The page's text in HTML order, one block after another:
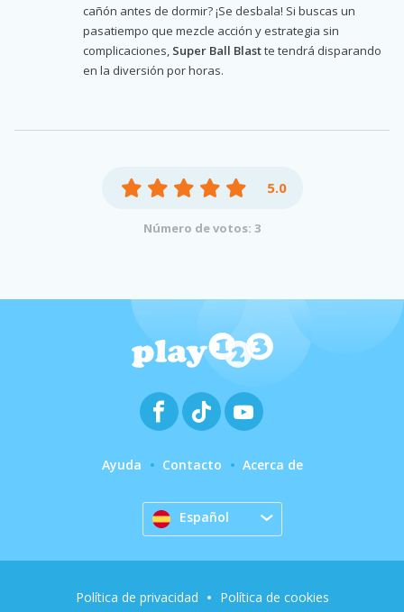
cañón antes de dormir? ¡Se desbala! Si buscas un
pasatiempo que mezcle acción y estrategia sin
complicaciones, Super Ball Blastte tendrá disparando
en la diversión por horas.
5.0
Número de votos: 3
Ayuda Contacto Acerca de
Español
Política de privacidad
Política de cookies